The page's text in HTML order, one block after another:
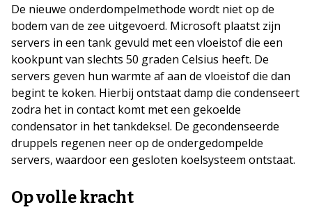
De nieuwe onderdompelmethode wordt niet op de
bodem van de zee uitgevoerd. Microsoft plaatst zijn
servers in een tank gevuld met een vloeistof die een
kookpunt van slechts 50 graden Celsius heeft. De
servers geven hun warmte af aan de vloeistof die dan
begint te koken. Hierbij ontstaat damp die condenseert
zodra het in contact komt met een gekoelde
condensator in het tankdeksel. De gecondenseerde
druppels regenen neer op de ondergedompelde
servers, waardoor een gesloten koelsysteem ontstaat.
Op volle kracht